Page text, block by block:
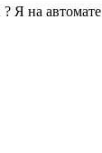
Я на